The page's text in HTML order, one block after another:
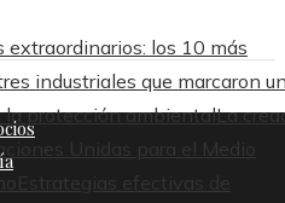
los 10 más
industriales que marcaron
la protección ambientalLa
Unidas para el Medio
Estrategias efectivas de